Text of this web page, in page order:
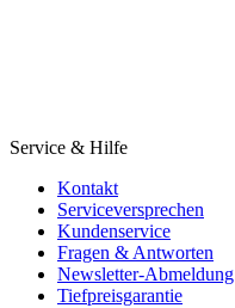
Service & Hilfe
Kontakt
Serviceversprechen
Kundenservice
Fragen & Antworten
Newsletter-Abmeldung
Tiefpreisgarantie